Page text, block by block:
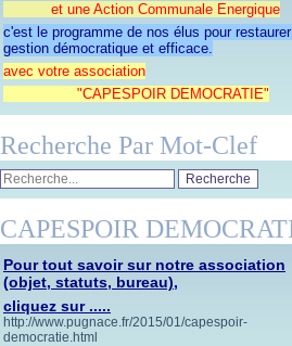
et une Action Communale Energique
c'est le programme de nos élus pour
gestion démocratique et efficace.
avec votre association
"CAPESPOIR DEMOCRATIE"
Recherche Par Mot-Clef
CAPESPOIR
Pour tout savoir sur notre association
(objet, statuts, bureau),
cliquez sur .....
http://www.pugnace.fr/2015/01/capespoir-
democratie.html